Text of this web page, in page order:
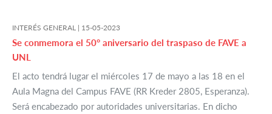
INTERÉS GENERAL | 15-05-2023
Se conmemora el 50° aniversario del traspaso de FAVE a
UNL
El acto tendrá lugar el miércoles 17 de mayo a las 18 en el
Aula Magna del Campus FAVE (RR Kreder 2805, Esperanza).
Será encabezado por autoridades universitarias. En dicho